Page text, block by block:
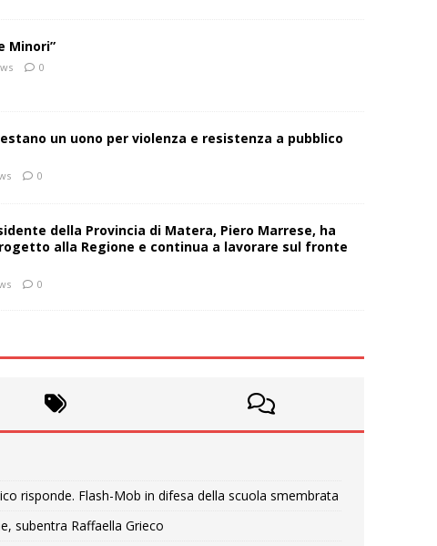
Minori”
0
un uono per violenza e resistenza a pubblico
0
della Provincia di Matera, Piero Marrese, ha
alla Regione e continua a lavorare sul fronte
0
risponde. Flash-Mob in difesa della scuola smembrata
subentra Raffaella Grieco